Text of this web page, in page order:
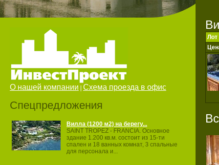
О нашей компании Схема проезда в офис
Спецпредложения
Вилла (1200 м2) на берегу...
SAINT TROPEZ ‐ FRANCIA. Основное
здание 1.200 кв.м. состоит из 15‐ти
спален и 18 ванных комнат, 3 спальные
для персонала и...